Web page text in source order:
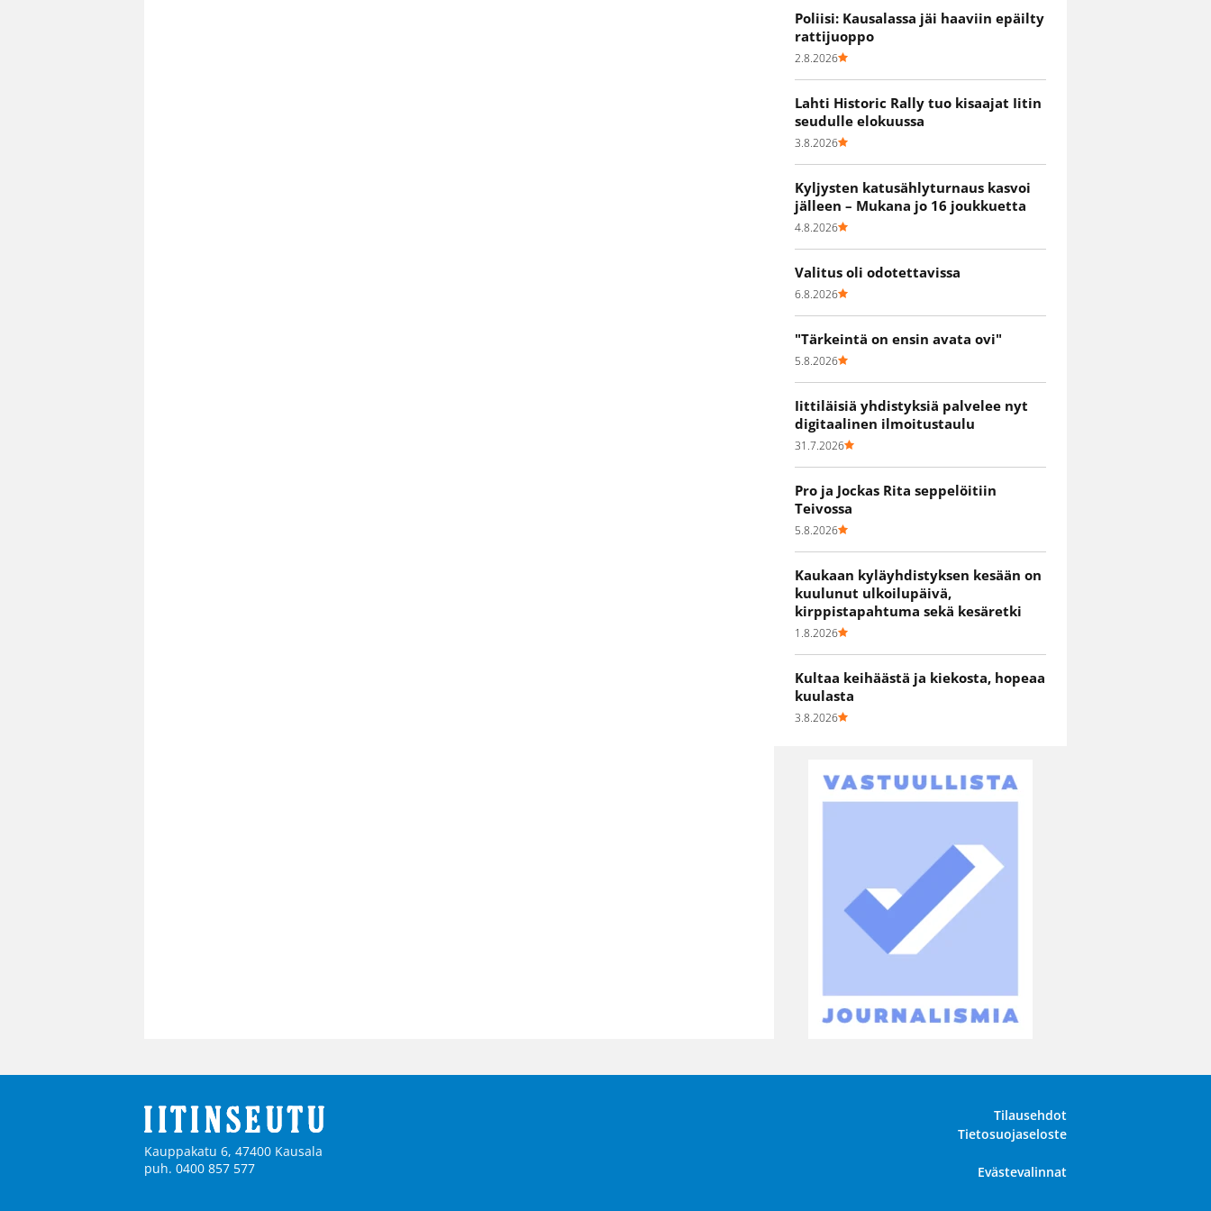
Poliisi: Kausalassa jäi haaviin epäilty
rattijuoppo
2.8.2026
Lahti Historic Rally tuo kisaajat Iitin
seudulle elokuussa
3.8.2026
Kyljysten katusählyturnaus kasvoi
jälleen – Mukana jo 16 joukkuetta
4.8.2026
Valitus oli odotettavissa
6.8.2026
"Tärkeintä on ensin avata ovi"
5.8.2026
Iittiläisiä yhdistyksiä palvelee nyt
digitaalinen ilmoitustaulu
31.7.2026
Pro ja Jockas Rita seppelöitiin
Teivossa
5.8.2026
Kaukaan kyläyhdistyksen kesään on
kuulunut ulkoilupäivä,
kirppistapahtuma sekä kesäretki
1.8.2026
Kultaa keihäästä ja kiekosta, hopeaa
kuulasta
3.8.2026
Kauppakatu 6, 47400 Kausala
puh. 0400 857 577
Tilausehdot
Tietosuojaseloste
Evästevalinnat